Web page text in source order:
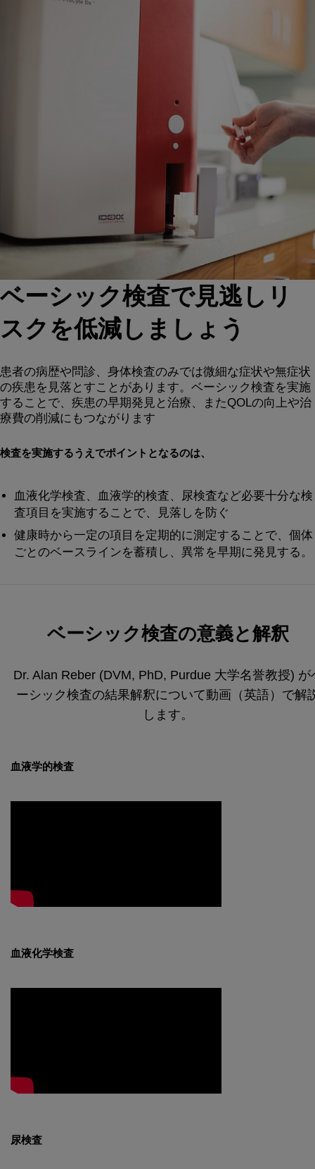
ベーシック検査で見逃しリ
スクを低減しましょう
患者の病歴や問診、身体検査のみでは微細な症状や無症状
の疾患を見落とすことがあります。ベーシック検査を実施
することで、疾患の早期発見と治療、またQOLの向上や治
療費の削減にもつながります
検査を実施するうえでポイントとなるのは、
血液化学検査、血液学的検査、尿検査など必要十分な検
査項目を実施することで、見落しを防ぐ
健康時から一定の項目を定期的に測定することで、個体
ごとのベースラインを蓄積し、異常を早期に発見する。
ベーシック検査の意義と解釈
Dr. Alan Reber (DVM, PhD, Purdue 大学名誉教授) が
ーシック検査の結果解釈について動画（英語）で解
します。
血液学的検査
血液化学検査
尿検査